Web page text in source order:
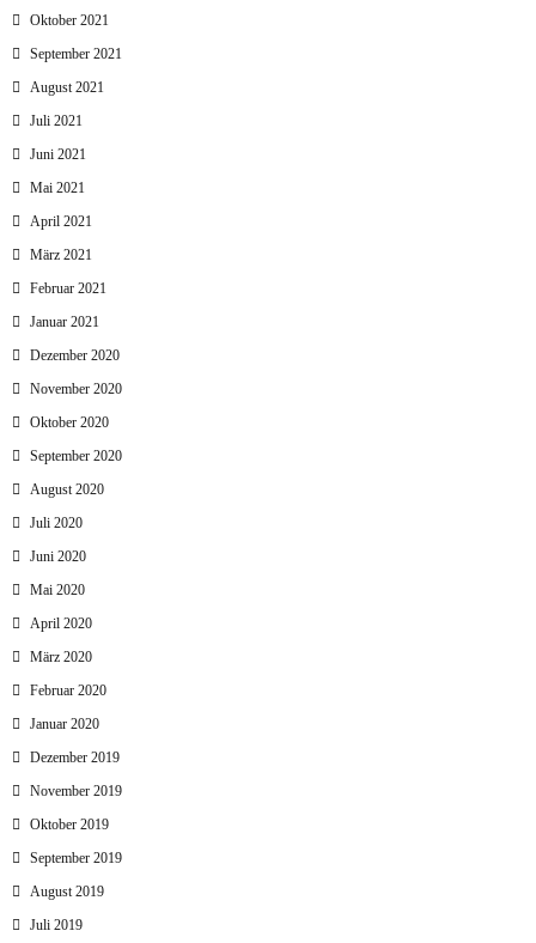
Oktober 2021
September 2021
August 2021
Juli 2021
Juni 2021
Mai 2021
April 2021
März 2021
Februar 2021
Januar 2021
Dezember 2020
November 2020
Oktober 2020
September 2020
August 2020
Juli 2020
Juni 2020
Mai 2020
April 2020
März 2020
Februar 2020
Januar 2020
Dezember 2019
November 2019
Oktober 2019
September 2019
August 2019
Juli 2019